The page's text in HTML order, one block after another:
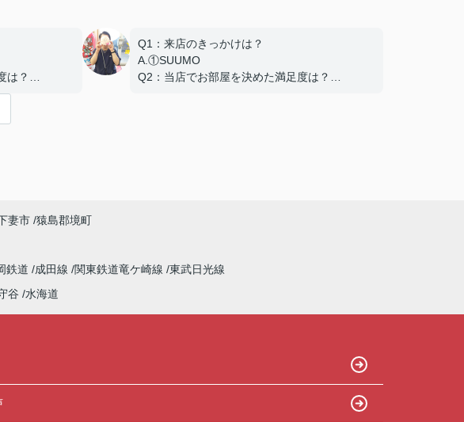
は？
トは？
Q1：来店のきっかけは？
A.①SUUMO
Q2：当店でお部屋を決めた満足度は？
妻市 猿島郡境町
鉄道 成田線 関東鉄道竜ケ崎線 東武日光線
谷 水海道